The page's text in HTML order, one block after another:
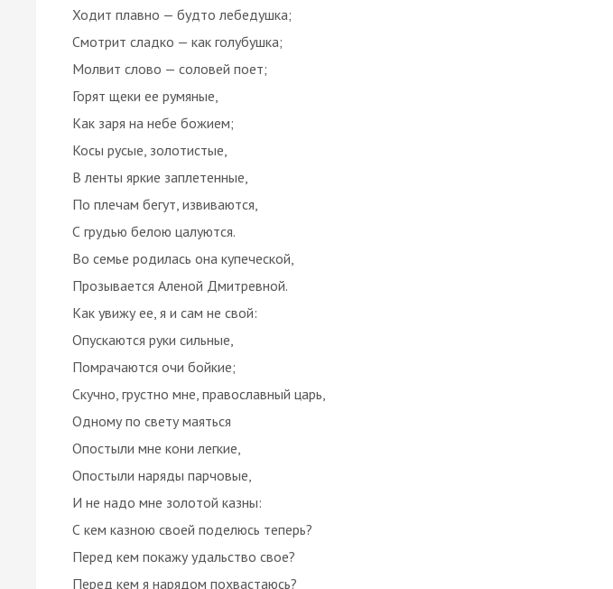
Ходит плавно — будто лебедушка;
Смотрит сладко — как голубушка;
Молвит слово — соловей поет;
Горят щеки ее румяные,
Как заря на небе божием;
Косы русые, золотистые,
В ленты яркие заплетенные,
По плечам бегут, извиваются,
С грудью белою цалуются.
Во семье родилась она купеческой,
Прозывается Аленой Дмитревной.
Как увижу ее, я и сам не свой:
Опускаются руки сильные,
Помрачаются очи бойкие;
Скучно, грустно мне, православный царь,
Одному по свету маяться
Опостыли мне кони легкие,
Опостыли наряды парчовые,
И не надо мне золотой казны:
С кем казною своей поделюсь теперь?
Перед кем покажу удальство свое?
Перед кем я нарядом похвастаюсь?